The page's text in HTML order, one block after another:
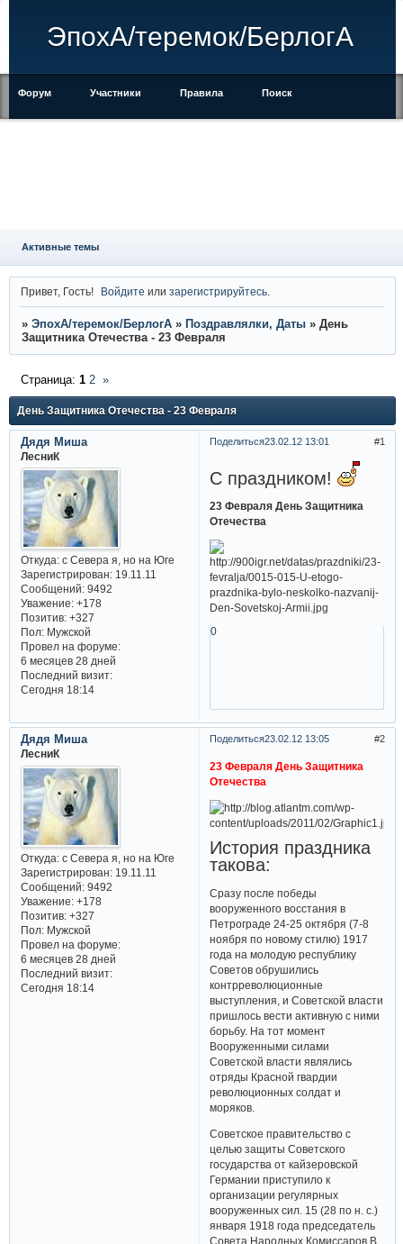
ЭпохА/теремок/БерлогА
Форум Участники Правила Поиск
Активные темы
Привет, Гость! Войдите илизарегистрируйтесь
» ЭпохА/теремок/БерлогА » Поздравлялки, Даты » День
Защитника Отечества - 23 Февраля
День Защитника Отечества - 23 Февраля
Страница: 1 2 »
Поделиться 1
23.02.12 13:01
Дядя Миша
ЛесниК
Откуда:с Севера я, но на Юге
Зарегистрирован: 19.11.11
Сообщений:9492
Уважение: +178
Позитив: +327
Пол:Мужской
Провел на форуме:
6 месяцев 28 дней
Последний визит:
Сегодня 18:14
С праздником!
23 Февраля День Защитника
Отечества
0
Поделиться 2
23.02.12 13:05
Дядя Миша
ЛесниК
Откуда:с Севера я, но на Юге
Зарегистрирован: 19.11.11
Сообщений:9492
Уважение: +178
Позитив: +327
Пол:Мужской
Провел на форуме:
6 месяцев 28 дней
Последний визит:
Сегодня 18:14
23 Февраля День Защитника
Отечества
История праздника
такова:
Сразу после победы
вооруженного восстания в
Петрограде 24-25 октября (7-8
ноября по новому стилю) 1917
года на молодую республику
Советов обрушились
контрреволюционные
выступления, и Советской власти
пришлось вести активную с ними
борьбу. На тот момент
Вооруженными силами
Советской власти являлись
отряды Красной гвардии
революционных солдат и
моряков.
Советское правительство с
целью защиты Советского
государства от кайзеровской
Германии приступило к
организации регулярных
вооруженных сил. 15 (28 по н. с.)
января 1918 года председатель
Совета Народных Комиссаров В.